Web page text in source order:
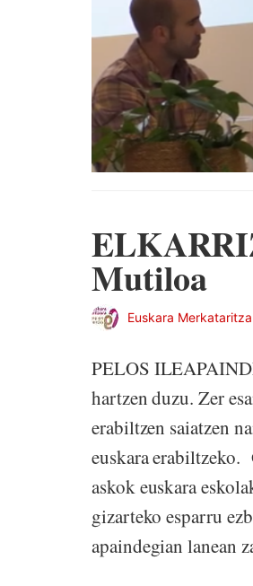
Mutiloa
Euskara
PELOS
hartzen duzu. Zer
erabiltzen saiatzen
euskara erabiltzeko.
askok euskara
gizarteko esparru
apaindegian lanean